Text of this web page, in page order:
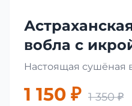
вобла с
Настоящая сушёная
1 150 ₽ 1 350 ₽